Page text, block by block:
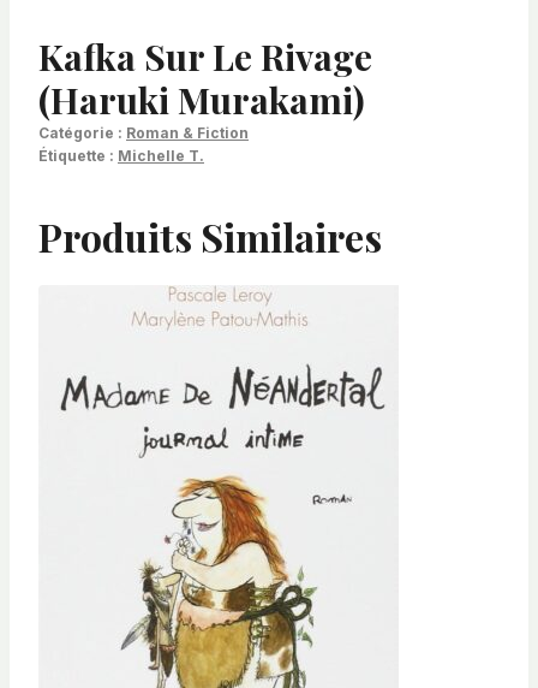
Kafka Sur Le Rivage
(Haruki Murakami)
Catégorie : Roman & Fiction
Étiquette : Michelle T.
Produits Similaires